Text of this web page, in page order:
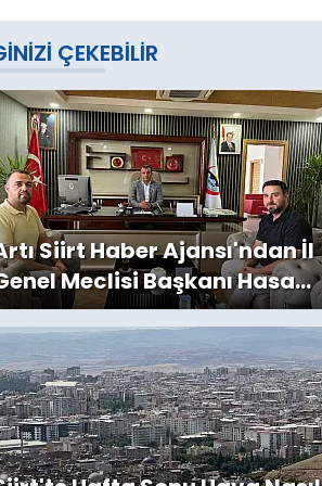
ÇEKEBILIR
Siirt Haber Ajansı'ndan İl
Meclisi Başkanı Hasan
Ziyaret: Kırsala
Yatırımlar